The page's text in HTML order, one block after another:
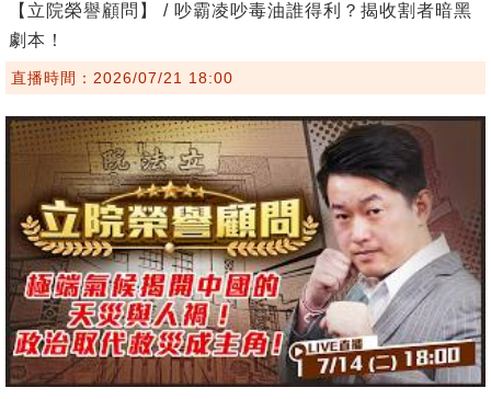
【立院榮譽顧問】 / 吵霸凌吵毒油誰得利？揭收割者暗黑
劇本！
直播時間：2026/07/21 18:00